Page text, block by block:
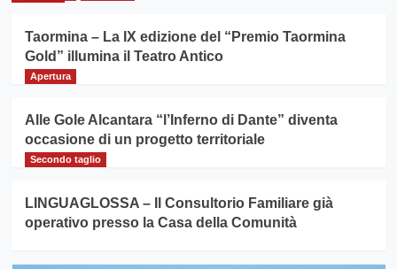
Taormina – La IX edizione del “Premio Taormina
Gold” illumina il Teatro Antico
Apertura
Alle Gole Alcantara “l’Inferno di Dante” diventa
occasione di un progetto territoriale
Secondo taglio
LINGUAGLOSSA – Il Consultorio Familiare già
operativo presso la Casa della Comunità